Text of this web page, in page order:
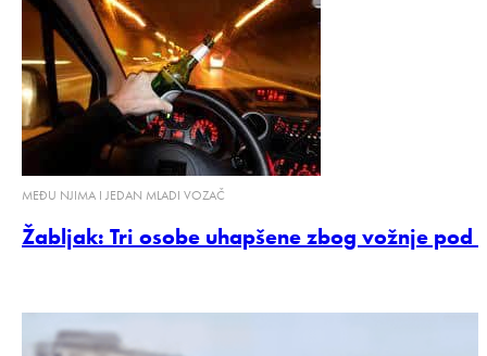
MEĐU NJIMA I JEDAN MLADI VOZAČ
Žabljak: Tri osobe uhapšene zbog vožnje pod